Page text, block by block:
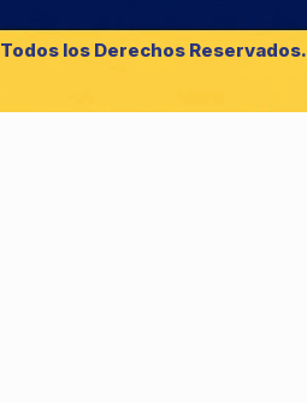
los Derechos Reservados.